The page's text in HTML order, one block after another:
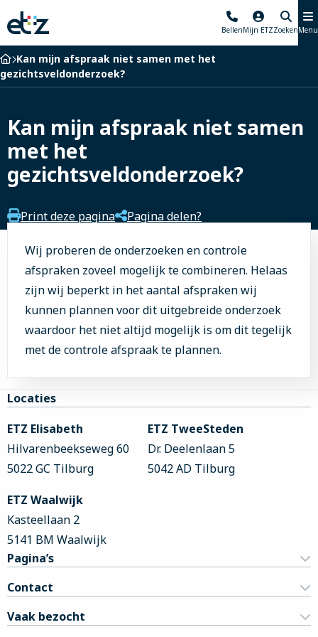
Elisabeth-
TweeSteden
Ziekenhuis
BellenMijn ETZZoekenMenu
Home
Kan mijn afspraak niet samen met het
gezichtsveldonderzoek?
Kan mijn afspraak niet samen
met het
gezichtsveldonderzoek?
Print deze pagina Pagina delen?
Wij proberen de onderzoeken en controle
afspraken zoveel mogelijk te combineren. Helaas
zijn wij beperkt in het aantal afspraken wij
kunnen plannen voor dit uitgebreide onderzoek
waardoor het niet altijd mogelijk is om dit tegelijk
met de controle afspraak te plannen.
Site
footer
Locaties
ETZ Elisabeth
Hilvarenbeekseweg 60
5022 GC Tilburg
ETZ TweeSteden
Dr. Deelenlaan 5
5042 AD Tilburg
ETZ Waalwijk
Kasteellaan 2
5141 BM Waalwijk
Pagina’s
Contact
Vaak bezocht